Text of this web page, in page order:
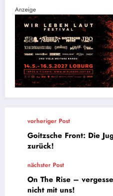
Anzeige
vorheriger Post
Goitzsche Front: Die
zurück!
nächster Post
On The Rise –
nicht mit uns!